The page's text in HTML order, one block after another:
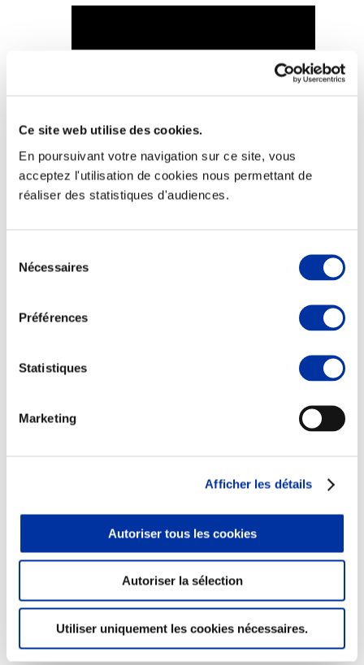
Ce site web utilise des cookies.
En poursuivant votre navigation sur ce site, vous
acceptez l'utilisation de cookies nous permettant de
réaliser des statistiques d'audiences.
Nécessaires
Préférences
Statistiques
Marketing
Afficher les détails
Autoriser tous les cookies
Autoriser la sélection
Utiliser uniquement les cookies nécessaires.
Autonomie des élevages
Economie de ressources
Evaluation environnementale
Bien-être, Protection et Santé des animaux